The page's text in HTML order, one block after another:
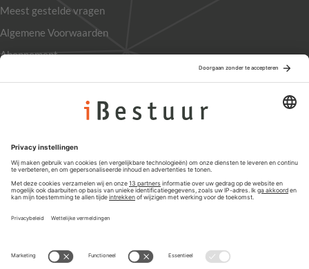
Meest gestelde vragen
Algemene Voorwaarden
Abonnement
Privacyinstellingen